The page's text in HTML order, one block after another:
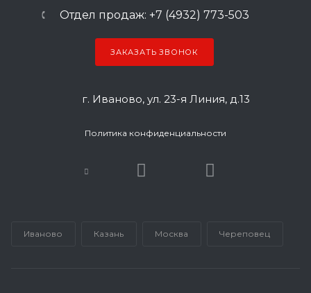
Отдел продаж: +7 (4932) 773-503
ЗАКАЗАТЬ ЗВОНОК
г. Иваново, ул. 23-я Линия, д.13
Политика конфиденциальности
Иваново Казань Москва Череповец